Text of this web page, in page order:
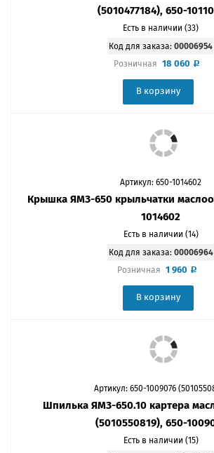
(5010477184), 650-
Есть в наличии (33)
Код для заказа: 00006954
Розничная 18 060
В корзину
Артикул: 650-1014602
Крышка ЯМЗ-650 крыльчатки
1014602
Есть в наличии (14)
Код для заказа: 00006964
Розничная 1 960
В корзину
Артикул: 650-1009076
Шпилька ЯМЗ-650.10 картера
(5010550819), 650-
Есть в наличии (15)